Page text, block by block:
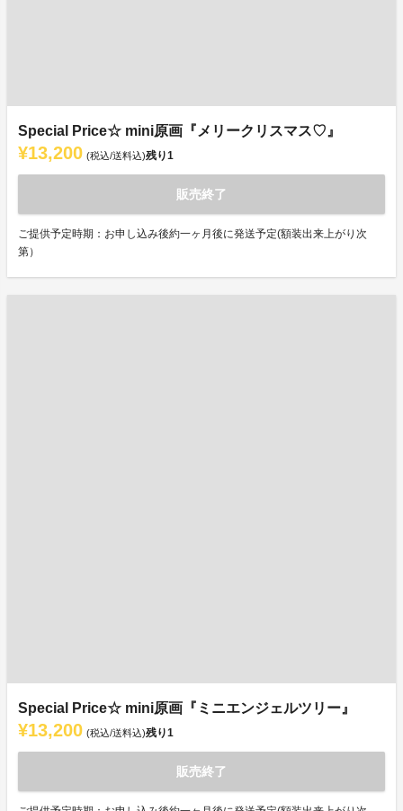
Special Price☆ mini原画『メリークリスマス♡』
¥13,200 (税込/送料込)残り1
販売終了
ご提供予定時期：お申し込み後約一ヶ月後に発送予定(額装出来上がり次
第）
Special Price☆ mini原画『ミニエンジェルツリー』
¥13,200 (税込/送料込)残り1
販売終了